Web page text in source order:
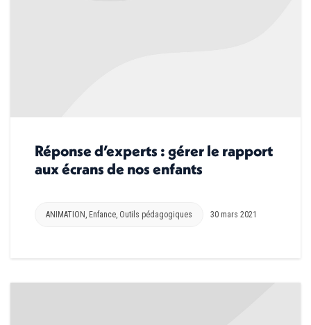
Réponse d’experts : gérer le rapport
aux écrans de nos enfants
ANIMATION Enfance Outils pédagogiques 30 mars 2021